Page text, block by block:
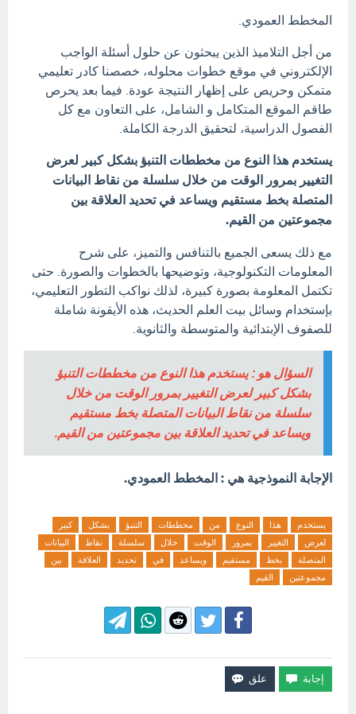
المخطط العمودي.
من أجل التلاميذ الذين يبحثون عن حلول أسئلة الواجب
الإلكتروني في موقع خطوات محلوله، خصصنا كادر تعليمي
متمكن وحريص على إظهار النتيجة عودة. فيما بعد يحرص
طاقم الموقع المتكامل و الشامل، على التعاون مع كل
الفصول الدراسية، لتحقيق الدرجة الكاملة.
يستخدم هذا النوع من مخططات التنبؤ بشكل كبير لعرض
التغيير بمرور الوقت من خلال سلسلة من نقاط البيانات
المتصلة بخط مستقيم ويساعد في تحديد العلاقة بين
مجموعتين من القيم.
مع ذلك يسعى الجميع بالتنافس والتميز، على شرح
المعلومات التكنولوجية، وتوضيحها بالخطوات والصورة. حتى
تكتمل المعلومة بصورة كبيرة، لذلك نواكب التطور التعليمي،
بإستخدام وسائل بيت العلم الحديث، هذه الأيقونة شاملة
للصفوف الإبتدائية والمتوسطة والثانوية.
السؤال هو : يستخدم هذا النوع من مخططات التنبؤ
بشكل كبير لعرض التغيير بمرور الوقت من خلال
سلسلة من نقاط البيانات المتصلة بخط مستقيم
ويساعد في تحديد العلاقة بين مجموعتين من القيم.
الإجابة النموذجية هي : المخطط العمودي.
يستخدم هذا النوع من مخططات التنبؤ بشكل
كبير
لعرض
التغيير بمرور الوقت خلال سلسلة نقاط
البيانات
المتصلة
بخط مستقيم ويساعد في تحديد العلاقة
بين
مجموعتين
القيم